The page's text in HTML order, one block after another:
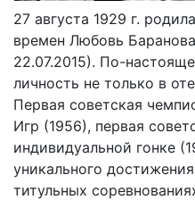
27 августа 1929 г.
времен Любовь
22.07.2015). По-
личность не только в
Первая советская
Игр (1956), первая
индивидуальной гонке
уникального
титульных